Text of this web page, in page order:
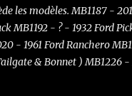
les modèles. MB1187 -
MB1192 - ? - 1932 Ford
- 1961 Ford Ranchero
& Bonnet ) MB1226 -